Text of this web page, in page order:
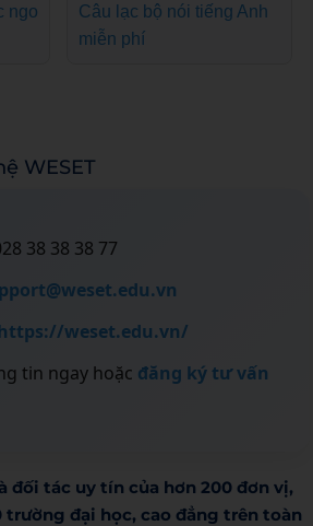
ngo
Câu lạc bộ nói tiếng Anh
miễn phí
WESET
38 38 38 77
weset.edu.vn/
tin ngay hoặc đăng ký tư vấn
đối tác uy tín của hơn 200 đơn vị,
trường đại học, cao đẳng trên toàn